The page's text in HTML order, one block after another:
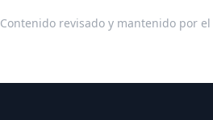
Contenido revisado y mantenido por